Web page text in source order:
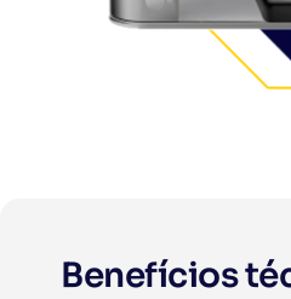
Benefícios